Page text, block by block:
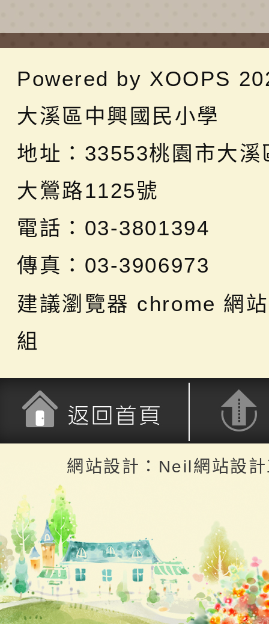
Powered by XOOPS
大溪區中興國民小學
地址： 33553桃園市大溪
大鶯路1125號
電話：03-3801394
傳真：03-3906973
建議瀏覽器 chrome 網
組
返回頂端
網站設計：Neil網站設